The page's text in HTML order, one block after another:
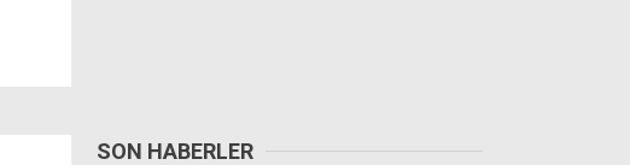
SON HABERLER